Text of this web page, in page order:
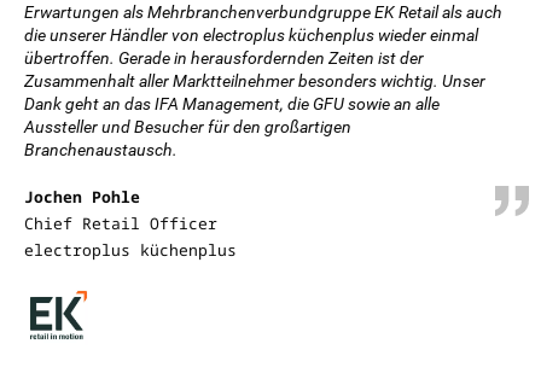
Erwartungen als Mehrbranchenverbundgruppe EK Retail als auch
die unserer Händler von electroplus küchenplus wieder einmal
übertroffen. Gerade in herausfordernden Zeiten ist der
Zusammenhalt aller Marktteilnehmer besonders wichtig. Unser
Dank geht an das IFA Management, die GFU sowie an alle
Aussteller und Besucher für den großartigen
Branchenaustausch.
Jochen Pohle
Chief Retail Officer
electroplus küchenplus